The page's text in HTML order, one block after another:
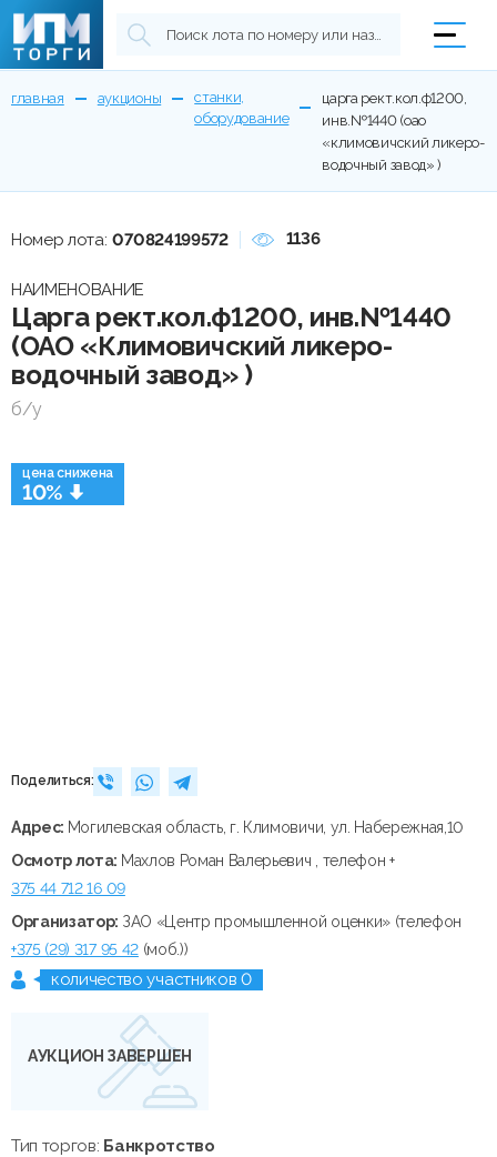
главная аукционы
станки,
оборудование
царга рект.кол.ф1200,
инв.№1440 (оао
«климовичский ликеро-
водочный завод» )
цена снижена
10%
Поделиться:
Номер лота: 070824199572 1136
НАИМЕНОВАНИЕ
Царга рект.кол.ф1200, инв.№1440
(ОАО «Климовичский ликеро-
водочный завод» )
б/у
Адрес: Могилевская область, г. Климовичи, ул. Набережная,10
Осмотр лота: Махлов Роман Валерьевич , телефон +
375 44 712 16 09
Организатор: ЗАО «Центр промышленной оценки» (телефон
+375 (29) 317 95 42(моб.))
количество участников 0
АУКЦИОН ЗАВЕРШЕН
Тип торгов: Банкротство